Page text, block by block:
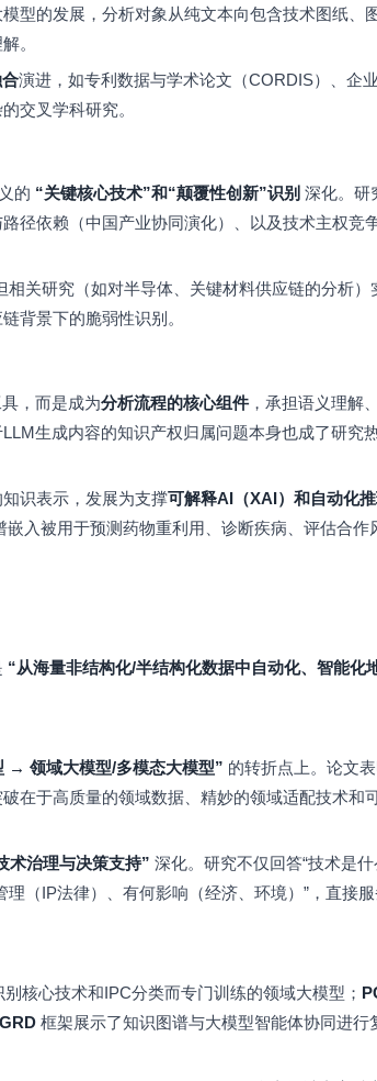
型的发展，分析对象从纯文本向包含技术图纸、
。
演进，如专利数据与学术论文（CORDIS）、企
交叉学科研究。
的 “关键核心技术”和“颠覆性创新”识别 深化。研
径依赖（中国产业协同演化）、以及技术主权竞
相关研究（如对半导体、关键材料供应链的分析）
背景下的脆弱性识别。
，而是成为分析流程的核心组件，承担语义理解
生成内容的知识产权归属问题本身也成了研究
知识表示，发展为支撑可解释AI（XAI）和自动化
入被用于预测药物重利用、诊断疾病、评估合作
“从海量非结构化/半结构化数据中自动化、智能化
→ 领域大模型/多模态大模型” 的转折点上。论文
在于高质量的领域数据、精妙的领域适配技术和
术治理与决策支持” 深化。研究不仅回答“技术是什
（IP法律）、有何影响（经济、环境）”，直接服
核心技术和IPC分类而专门训练的领域大模型；
框架展示了知识图谱与大模型智能体协同进行